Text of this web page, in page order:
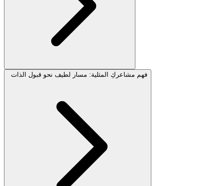
فهم مشاعركِ المثلية: مسار لطيف نحو قبول الذات